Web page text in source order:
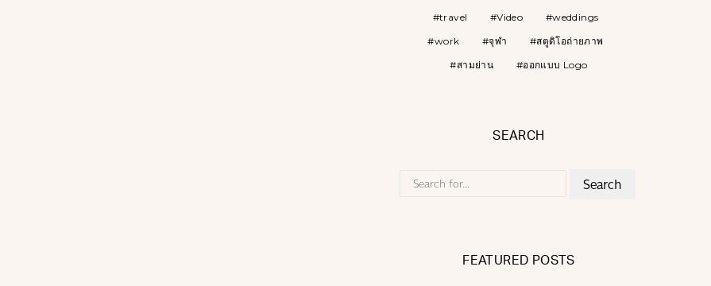
travel
Video
weddings
work
จุฬา
สตูดิโอถ่ายภาพ
สามย่าน
ออกแบบ Logo
SEARCH
Search
FEATURED POSTS